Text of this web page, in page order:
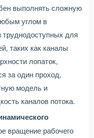
выполнять сложную
углом в
для
таких как каналы
лопаток,
за один проход,
модель и
каналов потока.
вращение рабочего